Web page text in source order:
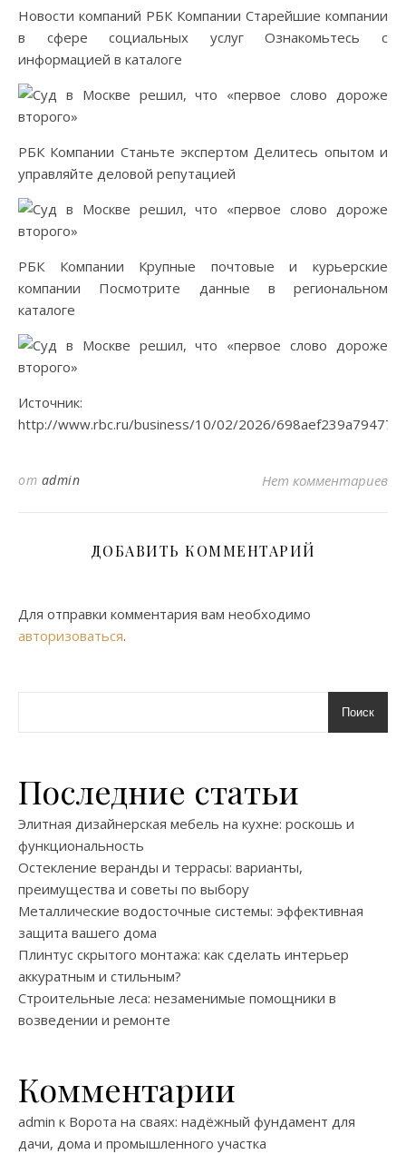
Новости компаний РБК Компании Старейшие компании
в сфере социальных услуг Ознакомьтесь с
информацией в каталоге
РБК Компании Станьте экспертом Делитесь опытом и
управляйте деловой репутацией
РБК Компании Крупные почтовые и курьерские
компании Посмотрите данные в региональном
каталоге
Источник:
http://www.rbc.ru/business/10/02/2026/
от admin Нет комментариев
ДОБАВИТЬ КОММЕНТАРИЙ
Для отправки комментария вам необходимо
авторизоваться.
Поиск
Последние статьи
Элитная дизайнерская мебель на кухне: роскошь и
функциональность
Остекление веранды и террасы: варианты,
преимущества и советы по выбору
Металлические водосточные системы: эффективная
защита вашего дома
Плинтус скрытого монтажа: как сделать интерьер
аккуратным и стильным?
Строительные леса: незаменимые помощники в
возведении и ремонте
Комментарии
admin к Ворота на сваях: надёжный фундамент для
дачи, дома и промышленного участка